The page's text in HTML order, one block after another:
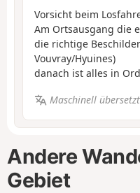
Vorsicht beim
Am Ortsausgang die
die richtige
Vouvray/Hyuines)
danach ist alles in
Maschinell übersetzt
Andere
Gebiet